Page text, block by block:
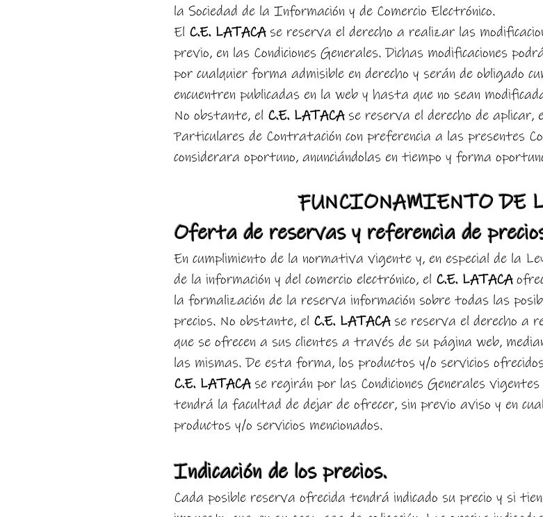
la Sociedad de la Información y de Comercio Electrónico.
El C.E. LATACAse reserva el derecho a realizar las
previo, en las Condiciones Generales. Dichas modificaciones
por cualquier forma admisible en derecho y serán de obligado
encuentren publicadas en la web y hasta que no sean
No obstante, el C.E. LATACAse reserva el derecho de aplicar,
Particulares de Contratación con preferencia a las presentes
considerara oportuno, anunciándolas en tiempo y forma
FUNCIONAMIENTO DE
Oferta de reservas y referencia de
En cumplimiento de la normativa vigente y, en especial de la
de la información y del comercio electrónico, el C.E. LATACA
la formalización de la reserva información sobre todas las
precios. No obstante, el C.E. LATACAse reserva el derecho a
que se ofrecen a sus clientes a través de su página web,
las mismas. De esta forma, los productos y/o servicios
C.E. LATACAse regirán por las Condiciones Generales
tendrá la facultad de dejar de ofrecer, sin previo aviso y en
productos y/o servicios mencionados.
Indicación de los precios.
Cada posible reserva ofrecida tendrá indicado su precio y si